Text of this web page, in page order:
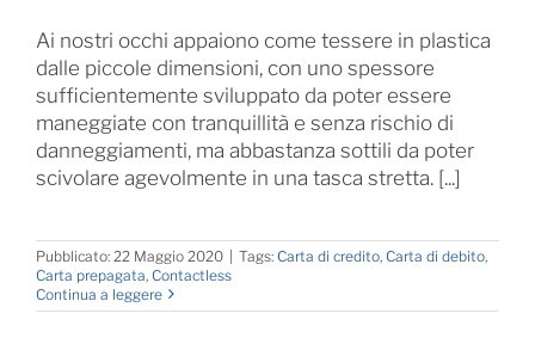
Ai nostri occhi appaiono come tessere in plastica
dalle piccole dimensioni, con uno spessore
sufficientemente sviluppato da poter essere
maneggiate con tranquillità e senza rischio di
danneggiamenti, ma abbastanza sottili da poter
scivolare agevolmente in una tasca stretta. [...]
Pubblicato: 22 Maggio 2020 | Tags: Carta di credito, Carta di debito,
Carta prepagata, Contactless
Continua a leggere